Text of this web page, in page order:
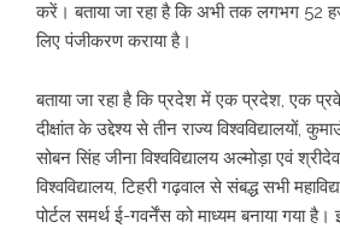
करें। बताया जा रहा है कि अभी तक लगभग 52
लिए पंजीकरण कराया है।
बताया जा रहा है कि प्रदेश में एक प्रदेश, एक
दीक्षांत के उद्देश्य से तीन राज्य विश्वविद्यालयों,
सोबन सिंह जीना विश्वविद्यालय अल्मोड़ा एवं
विश्वविद्यालय, टिहरी गढ़वाल से संबद्ध सभी
पोर्टल समर्थ ई-गवर्नेंस को माध्यम बनाया गया